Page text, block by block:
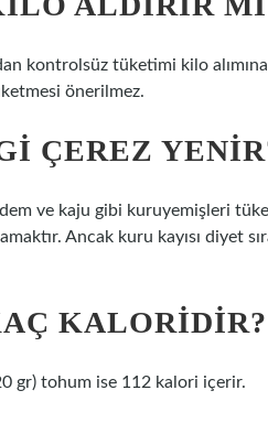
kontrolsüz tüketimi kilo
önerilmez.
ÇEREZ
ve kaju gibi kuruyemişleri
Ancak kuru kayısı diyet
KALORIDIR?
gr) tohum ise 112 kalori içerir.